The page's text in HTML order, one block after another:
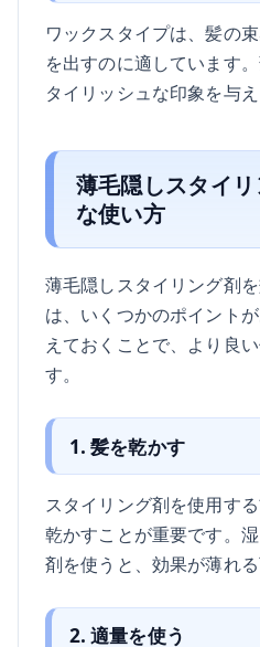
ワックスタイプは、髪の
を出すのに適しています
タイリッシュな印象を与
薄毛隠しスタイ
な使い方
薄毛隠しスタイリング剤
は、いくつかのポイント
えておくことで、より良
す。
1. 髪を乾かす
スタイリング剤を使用す
乾かすことが重要です。
剤を使うと、効果が薄れる
2. 適量を使う